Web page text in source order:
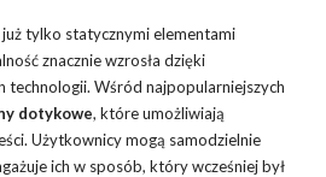
tylko statycznymi elementami
znacznie wzrosła dzięki
technologii. Wśród najpopularniejszych
dotykowe, które umożliwiają
Użytkownicy mogą samodzielnie
ich w sposób, który wcześniej był